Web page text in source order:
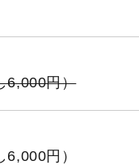
6,000円）
円）